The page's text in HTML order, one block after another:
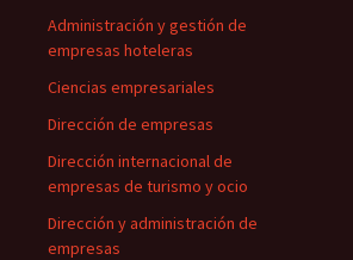
Administración y gestión de
empresas hoteleras
Ciencias empresariales
Dirección de empresas
Dirección internacional de
empresas de turismo y ocio
Dirección y administración de
empresas